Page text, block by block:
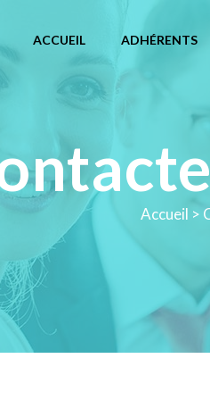
Accueil >
ACCUEIL ADHÉRENTS